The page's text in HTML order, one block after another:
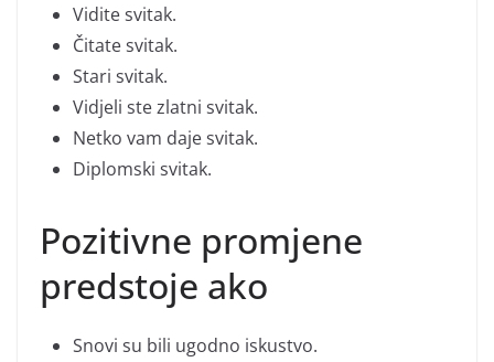
Vidite svitak.
Čitate svitak.
Stari svitak.
Vidjeli ste zlatni svitak.
Netko vam daje svitak.
Diplomski svitak.
Pozitivne promjene
predstoje ako
Snovi su bili ugodno iskustvo.